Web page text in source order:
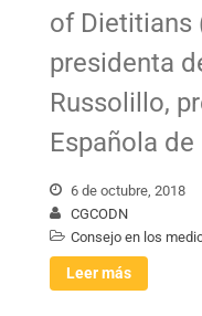
of Dietitians
presidenta
Russolillo,
Española
6 de octubre, 2018
CGCODN
Consejo en los
Leer más